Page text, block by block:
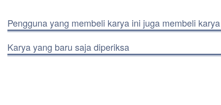
Pengguna yang membeli karya ini juga membeli
Karya yang baru saja diperiksa